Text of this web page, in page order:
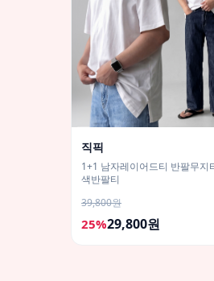
직픽
1+1 남자레이어드티 반팔무지
색반팔티
39,800원
25%29,800원